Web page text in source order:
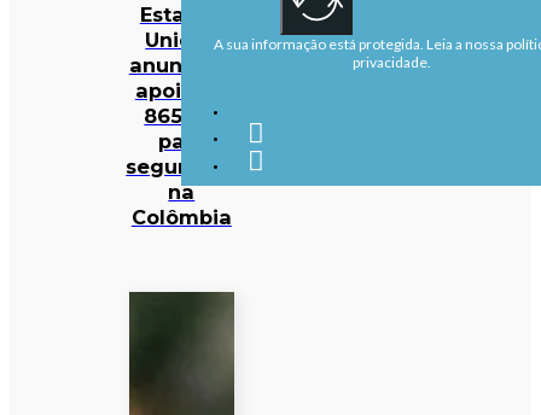
Estados
Unidos
anunciam
apoio de
865 ME
para
segurança
na
Colômbia
A sua informação está protegida. Leia a nossa
privacidade.